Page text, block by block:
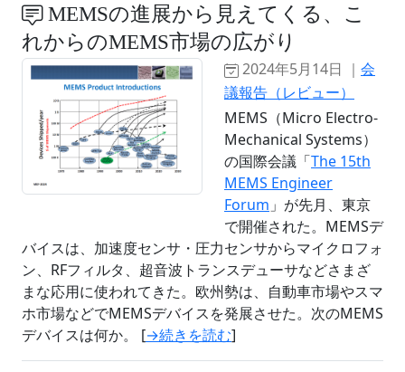
MEMSの進展から見えてくる、こ
れからのMEMS市場の広がり
2024年5月14日 ｜ 会
議報告（レビュー）
MEMS（Micro Electro-
Mechanical Systems）
の国際会議「The 15th
MEMS Engineer
Forum 」が先月、東京
で開催された。MEMSデ
バイスは、加速度センサ・圧力センサからマイクロフォ
ン、RFフィルタ、超音波トランスデューサなどさまざ
まな応用に使われてきた。欧州勢は、自動車市場やスマ
ホ市場などでMEMSデバイスを発展させた。次のMEMS
デバイスは何か。 [→続きを読む]